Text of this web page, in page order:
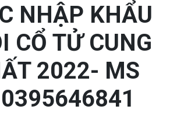
NHẬP KHẨU
CỔ TỬ CUNG
2022- MS